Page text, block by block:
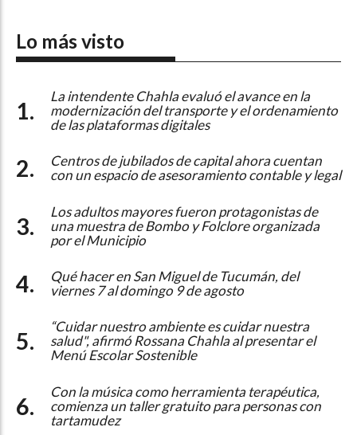
Lo más visto
La intendente Chahla evaluó el avance en la
modernización del transporte y el ordenamiento
de las plataformas digitales
Centros de jubilados de capital ahora cuentan
con un espacio de asesoramiento contable y legal
Los adultos mayores fueron protagonistas de
una muestra de Bombo y Folclore organizada
por el Municipio
Qué hacer en San Miguel de Tucumán, del
viernes 7 al domingo 9 de agosto
“Cuidar nuestro ambiente es cuidar nuestra
salud", afirmó Rossana Chahla al presentar el
Menú Escolar Sostenible
Con la música como herramienta terapéutica,
comienza un taller gratuito para personas con
tartamudez